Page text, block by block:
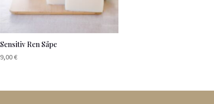
Sensitiv Ren Såpe
9,00€